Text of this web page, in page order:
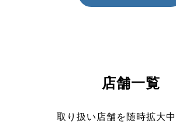
店舗一覧
取り扱い店舗を随時拡大中